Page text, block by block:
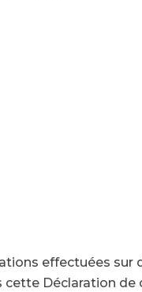
effectuées
cette Déclaration